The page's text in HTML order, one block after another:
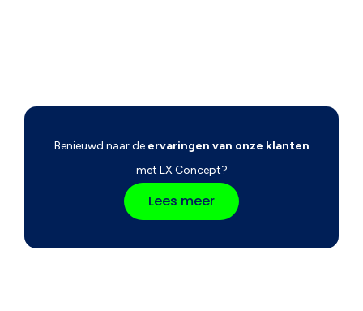
Benieuwd naar de ervaringen van onze klanten
met LX Concept?
Lees meer